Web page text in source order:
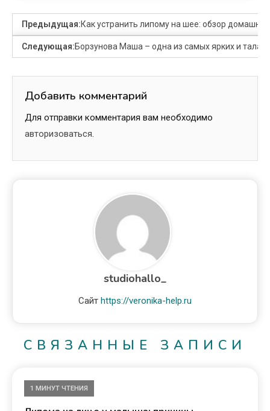
Предыдущая:Как устранить липому на шее: обзор
Следующая:Борзунова Маша – одна из самых ярких и
Добавить комментарий
Для отправки комментария вам необходимо
авторизоваться.
studiohallo_
Сайт https://veronika-help.ru
СВЯЗАННЫЕ ЗАПИСИ
1 МИНУТ ЧТЕНИЯ